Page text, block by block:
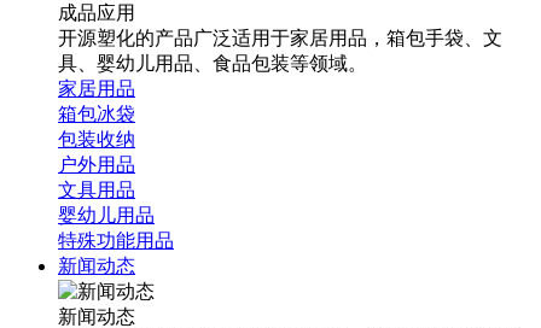
成品应用
开源塑化的产品广泛适用于家居用品，箱包手袋、文
具、婴幼儿用品、食品包装等领域。
家居用品
箱包冰袋
包装收纳
户外用品
文具用品
婴幼儿用品
特殊功能用品
新闻动态
新闻动态